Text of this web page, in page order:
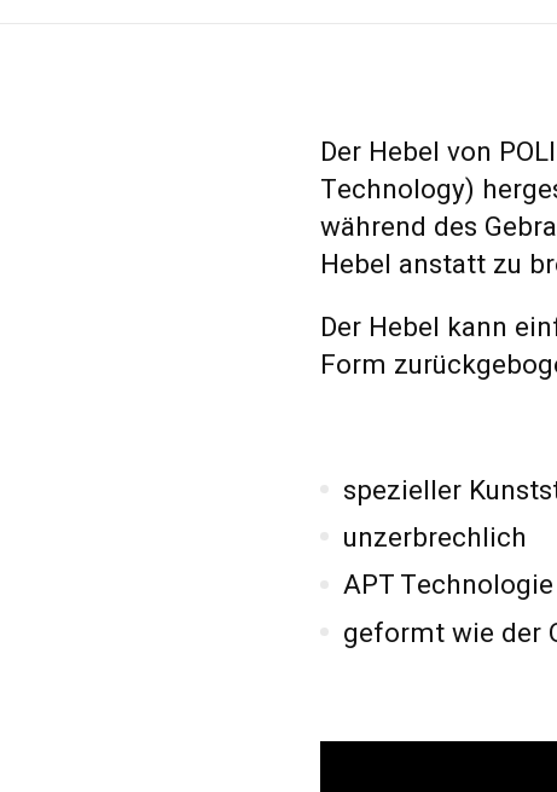
Der Hebel von
Technology)
während des
Hebel anstatt zu
Der Hebel kann
Form
spezieller
unzerbrechlich
APT Technologie
geformt wie der